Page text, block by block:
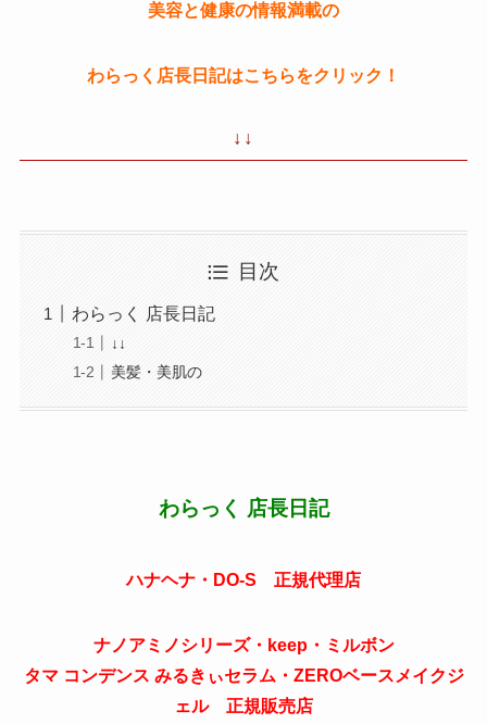
美容と健康の情報満載の
わらっく店長日記はこちらをクリック！
↓↓
目次
わらっく 店長日記
↓↓
美髪・美肌の
わらっく 店長日記
ハナヘナ・DO-S 正規代理店
ナノアミノシリーズ・keep・ミルボン
タマ コンデンス みるきぃセラム・ZEROベースメイクジ
ェル 正規販売店